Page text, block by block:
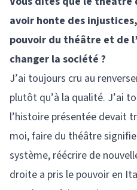
avoir honte des
pouvoir du théâtre et de
changer la société ?
J’ai toujours cru au
plutôt qu’à la qualité. J’ai
l’histoire présentée devait
moi, faire du théâtre
système, réécrire de
droite a pris le pouvoir en